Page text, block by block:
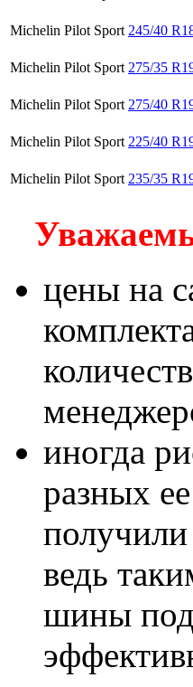
Michelin Pilot Sport 245/40
Michelin Pilot Sport 275/35
Michelin Pilot Sport 275/40
Michelin Pilot Sport 225/40
Michelin Pilot Sport 235/35
цены на
иногда
разных
ведь
шины под